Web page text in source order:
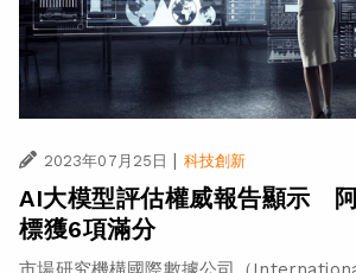
2023年07月25日 | 科技創新
AI大模型評估權威報告顯示
標獲6項滿分